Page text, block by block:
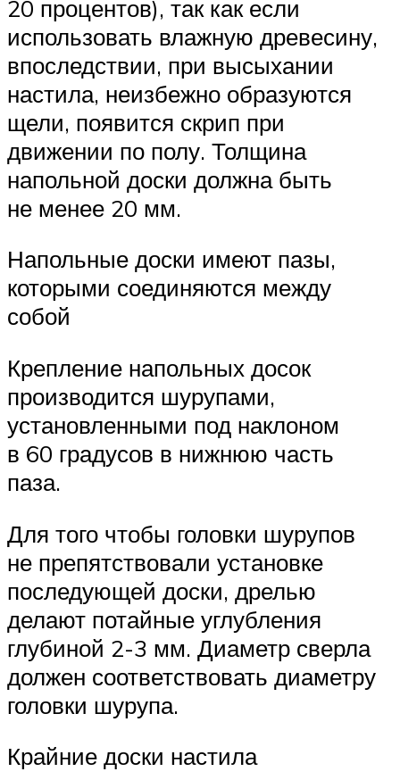
20 процентов), так как если
использовать влажную древесину,
впоследствии, при высыхании
настила, неизбежно образуются
щели, появится скрип при
движении по полу. Толщина
напольной доски должна быть
не менее 20 мм.
Напольные доски имеют пазы,
которыми соединяются между
собой
Крепление напольных досок
производится шурупами,
установленными под наклоном
в 60 градусов в нижнюю часть
паза.
Для того чтобы головки шурупов
не препятствовали установке
последующей доски, дрелью
делают потайные углубления
глубиной 2-3 мм. Диаметр сверла
должен соответствовать диаметру
головки шурупа.
Крайние доски настила